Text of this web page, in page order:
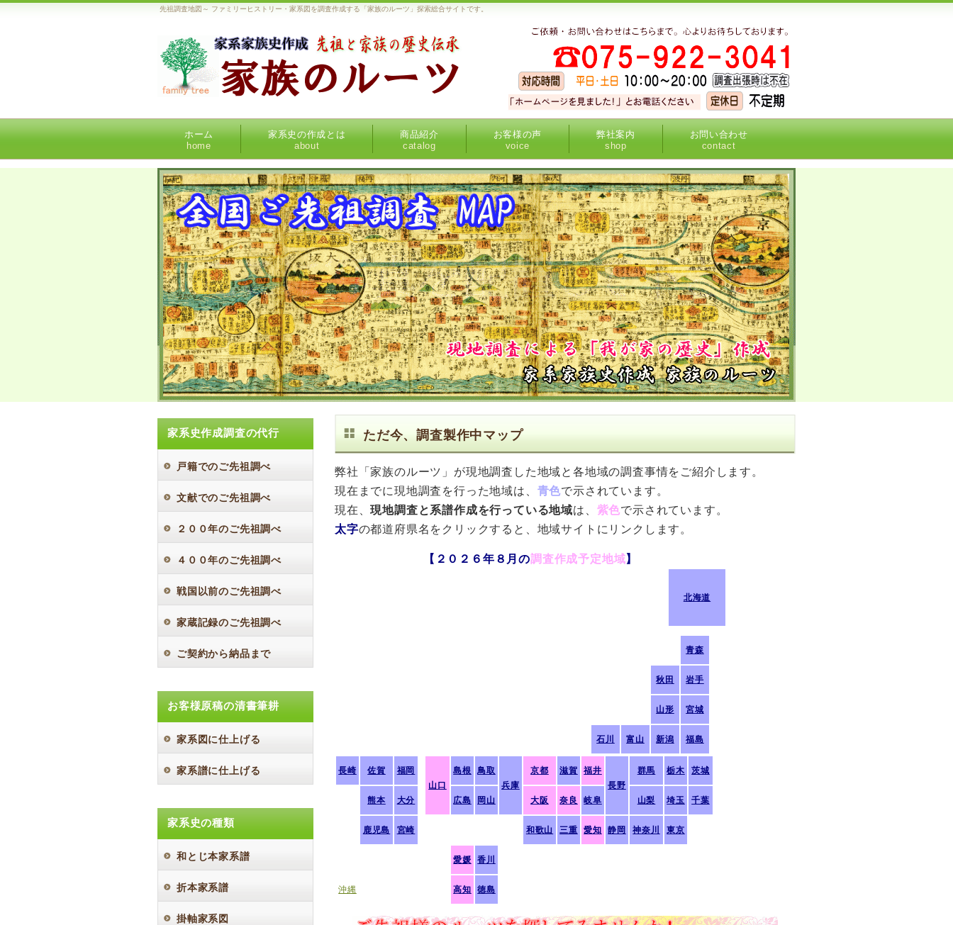
先祖調査地図～ ファミリーヒストリー・家系図を調査作成する「家族のルーツ」探索総合サイトです。
ホーム
home
家系史の作成とは
about
商品紹介
catalog
お客様の声
voice
弊社案内
shop
お問い合わせ
contact
ただ今、調査製作中マップ
弊社「家族のルーツ」が現地調査した地域と各地域の調査事情をご紹介します。
現在までに現地調査を行った地域は、 青色で示されています。
現在、現地調査と系譜作成を行っている地域は、 紫色で示されています。
太字の都道府県名をクリックすると、地域サイトにリンクします。
【２０２６年８月の調査作成予定地域】
北海道
青森
秋田 岩手
山形 宮城
石川 富山 新潟 福島
長崎 佐賀
福岡
山口
島根
鳥取
兵庫
京都 滋賀
福井
長野
群馬 栃木 茨城
熊本 大分 広島 岡山 大阪 奈良 岐阜 山梨 埼玉 千葉
鹿児島 宮崎 和歌山 三重 愛知 静岡 神奈川 東京
愛媛 香川
沖縄 高知 徳島
家系史作成調査の代行
戸籍でのご先祖調べ
文献でのご先祖調べ
２００年のご先祖調べ
４００年のご先祖調べ
戦国以前のご先祖調べ
家蔵記録のご先祖調べ
ご契約から納品まで
お客様原稿の清書筆耕
家系図に仕上げる
家系譜に仕上げる
家系史の種類
和とじ本家系譜
折本家系譜
掛軸家系図